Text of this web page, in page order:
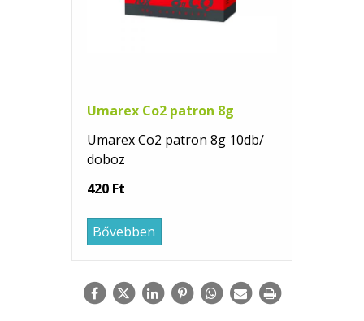
Umarex Co2 patron 8g
Umarex Co2 patron 8g 10db/
doboz
420 Ft
Bővebben